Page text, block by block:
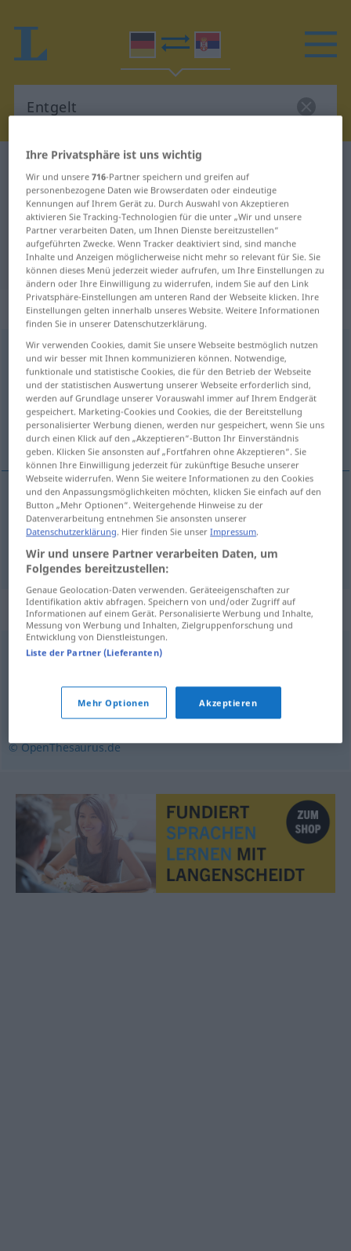
Deutsch-Serbisch Wörterbuch
Deutsch-Serbisch Übersetzung für
"Entgelt"
"Entgelt" Serbisch Übersetzung
„Entgelt“: sächlich, neutral
Entgeltn
Übersicht aller Übersetzungen
(Für mehr Details die Übersetzung anklicken/antippen)
новчана надокнада, плата
новчананадокнада Entgelt
плата EntgeltLohn
Synonyme für "Entgelt"
Lohn (Hauptform) ,Verdienst
Einkünfte,Bezahlung,Besoldung,Einkommen
(Hauptform)
© OpenThesaurus.de
Ihre Privatsphäre ist uns wichtig
Wir und unsere716-Partner speichern und greifen auf
personenbezogene Daten wie Browserdaten oder eindeutige
Kennungen auf Ihrem Gerät zu. Durch Auswahl von Akzeptieren
aktivieren Sie Tracking-Technologien für die unter „Wir und unsere
Partner verarbeiten Daten, um Ihnen Dienste bereitzustellen“
aufgeführten Zwecke. Wenn Tracker deaktiviert sind, sind manche
Inhalte und Anzeigen möglicherweise nicht mehr so relevant für Sie. Sie
können dieses Menü jederzeit wieder aufrufen, um Ihre Einstellungen zu
ändern oder Ihre Einwilligung zu widerrufen, indem Sie auf den Link
Privatsphäre-Einstellungen am unteren Rand der Webseite klicken. Ihre
Einstellungen gelten innerhalb unseres Website. Weitere Informationen
finden Sie in unserer Datenschutzerklärung.
Wir verwenden Cookies, damit Sie unsere Webseite bestmöglich nutzen
und wir besser mit Ihnen kommunizieren können. Notwendige,
funktionale und statistische Cookies, die für den Betrieb der Webseite
und der statistischen Auswertung unserer Webseite erforderlich sind,
werden auf Grundlage unserer Vorauswahl immer auf Ihrem Endgerät
gespeichert. Marketing-Cookies und Cookies, die der Bereitstellung
personalisierter Werbung dienen, werden nur gespeichert, wenn Sie uns
durch einen Klick auf den „Akzeptieren“-Button Ihr Einverständnis
geben. Klicken Sie ansonsten auf „Fortfahren ohne Akzeptieren“. Sie
können Ihre Einwilligung jederzeit für zukünftige Besuche unserer
Webseite widerrufen. Wenn Sie weitere Informationen zu den Cookies
und den Anpassungsmöglichkeiten möchten, klicken Sie einfach auf den
Button „Mehr Optionen“. Weitergehende Hinweise zu der
Datenverarbeitung entnehmen Sie ansonsten unserer
Datenschutzerklärung. Hier finden Sie unserImpressum.
Wir und unsere Partner verarbeiten Daten, um
Folgendes bereitzustellen:
Genaue Geolocation-Daten verwenden. Geräteeigenschaften zur
Identifikation aktiv abfragen. Speichern von und/oder Zugriff auf
Informationen auf einem Gerät. Personalisierte Werbung und Inhalte,
Messung von Werbung und Inhalten, Zielgruppenforschung und
Entwicklung von Dienstleistungen.
Liste der Partner (Lieferanten)
Mehr Optionen Akzeptieren